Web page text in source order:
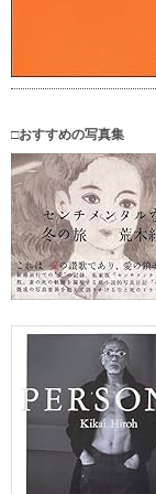
□おすすめの写真集